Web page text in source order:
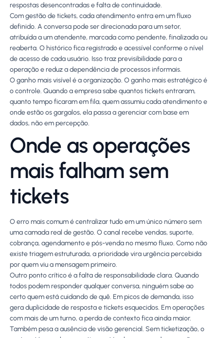
respostas desencontradas e falta de continuidade.
Com gestão de tickets, cada atendimento entra em um fluxo
definido. A conversa pode ser direcionada para um setor,
atribuída a um atendente, marcada como pendente, finalizada ou
reaberta. O histórico fica registrado e acessível conforme o nível
de acesso de cada usuário. Isso traz previsibilidade para a
operação e reduz a dependência de processos informais.
O ganho mais visível é a organização. O ganho mais estratégico é
o controle. Quando a empresa sabe quantos tickets entraram,
quanto tempo ficaram em fila, quem assumiu cada atendimento e
onde estão os gargalos, ela passa a gerenciar com base em
dados, não em percepção.
Onde as operações
mais falham sem
tickets
O erro mais comum é centralizar tudo em um único número sem
uma camada real de gestão. O canal recebe vendas, suporte,
cobrança, agendamento e pós-venda no mesmo fluxo. Como não
existe triagem estruturada, a prioridade vira urgência percebida
por quem viu a mensagem primeiro.
Outro ponto crítico é a falta de responsabilidade clara. Quando
todos podem responder qualquer conversa, ninguém sabe ao
certo quem está cuidando de quê. Em picos de demanda, isso
gera duplicidade de resposta e tickets esquecidos. Em operações
com mais de um turno, a perda de contexto fica ainda maior.
Também pesa a ausência de visão gerencial. Sem ticketização, o